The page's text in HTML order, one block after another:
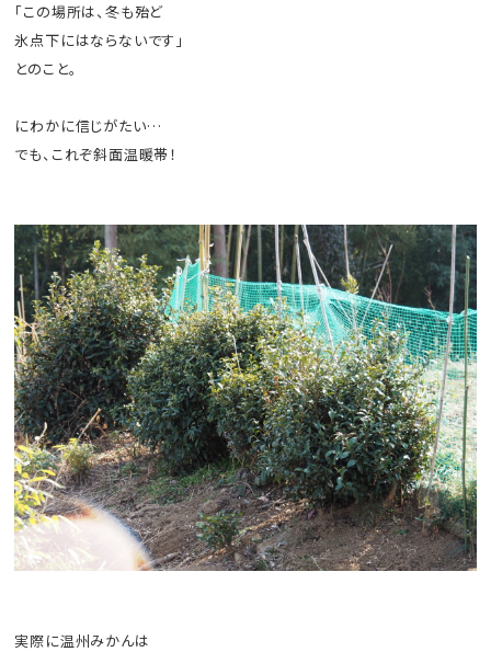
「この場所は、冬も殆ど
氷点下にはならないです」
とのこと。
にわかに信じがたい…
でも、これぞ斜面温暖帯！
実際に温州みかんは